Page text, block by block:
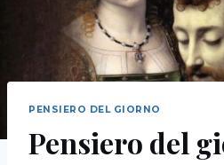
PENSIERO DEL GIORNO
Pensiero del